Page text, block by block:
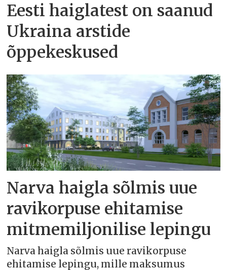
Eesti haiglatest on saanud
Ukraina arstide
õppekeskused
Narva haigla sõlmis uue
ravikorpuse ehitamise
mitmemiljonilise lepingu
Narva haigla sõlmis uue ravikorpuse
ehitamise lepingu, mille maksumus